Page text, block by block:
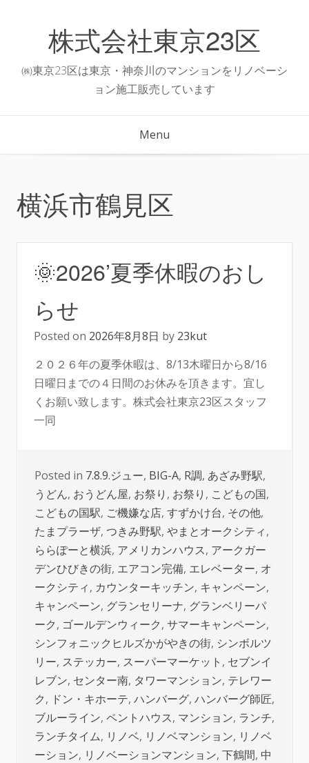
株式会社東京23区
㈱東京23区は東京・神奈川のマンションをリノベーシ
ョン施工販売しています
Menu
横浜市鶴見区
🌞2026’夏季休暇のおし
らせ
Posted on 2026年8月8日 by 23kut
２０２６年の夏季休暇は、8/13木曜日から8/16
日曜日までの４日間のお休みを頂きます。宜し
くお願い致します。株式会社東京23区スタッフ
一同
Posted in 7.8.9.ジュー, BIG-A, R調, あざみ野駅,
うどん, おうどん屋, お祭り , お祭り , こどもの国,
こどもの国駅, ご機嫌な店, すずかけ台, その他,
たまプラーザ, つきみ野駅, やまとオークシティ,
ららぽーと横浜, アメリカンハウス, アークガー
デンひびきの街, エアコン完備, エレベーター, オ
ークシティ, カウンターキッチン, キャンペーン,
キャンペーン, グランセリーナ, グランベリーパ
ーク, ゴールデンウィーク, サマーキャンペーン,
シンフォニックヒルズかがやきの街, シンボルツ
リー, ステッカー, スーパーマーケット , セブンイ
レブン, センター南, タワーマンション, テレワー
ク, ドン・キホーテ, ハンバーグ, ハンバーグ師匠,
ブルーライン, ペントハウス, マンション, ランチ,
ランチタイム, リノベ, リノベマンション, リノベ
ーション, リノベーションマンション, 下鶴間, 中